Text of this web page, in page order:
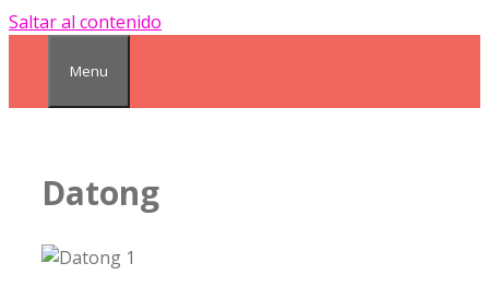
Saltar al contenido
Menu
Datong